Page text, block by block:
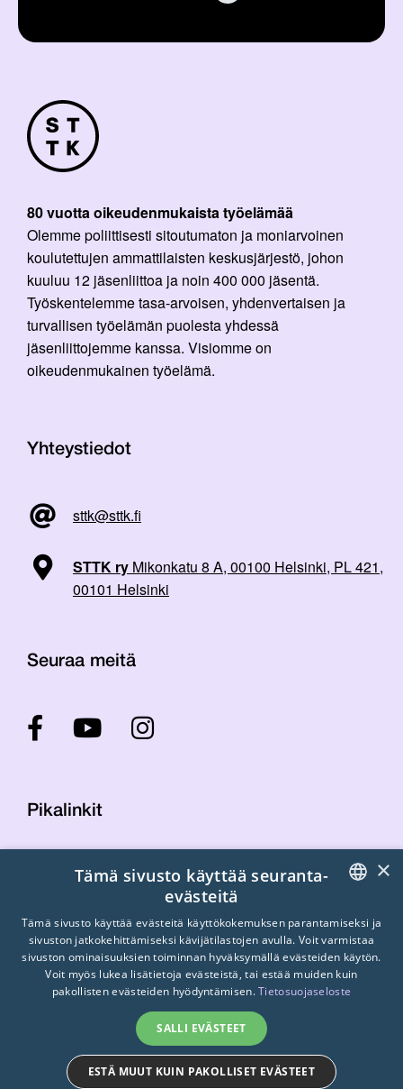
80 vuotta oikeudenmukaista työelämää
Olemme poliittisesti sitoutumaton ja moniarvoinen
koulutettujen ammattilaisten keskusjärjestö, johon
kuuluu 12 jäsenliittoa ja noin 400 000 jäsentä.
Työskentelemme tasa-arvoisen, yhdenvertaisen ja
turvallisen työelämän puolesta yhdessä
jäsenliittojemme kanssa. Visiomme on
oikeudenmukainen työelämä.
Yhteystiedot
sttk@sttk.fi
STTK ry Mikonkatu 8 A, 00100 Helsinki, PL 421,
00101 Helsinki
Seuraa meitä
Pikalinkit
Yhteystiedot
STTK:n kuvapankki
Tietosuojaseloste
Turvallisemman tilan periaatteet
FINNISH
SWEDISH
×
Tämä sivusto käyttää seuranta-
evästeitä
Tämä sivusto käyttää evästeitä käyttökokemuksen parantamiseksi ja
sivuston jatkokehittämiseksi kävijätilastojen avulla. Voit varmistaa
sivuston ominaisuuksien toiminnan hyväksymällä evästeiden käytön.
Voit myös lukea lisätietoja evästeistä, tai estää muiden kuin
pakollisten evästeiden hyödyntämisen.Tietosuojaseloste
SALLI EVÄSTEET
ESTÄ MUUT KUIN PAKOLLISET EVÄSTEET